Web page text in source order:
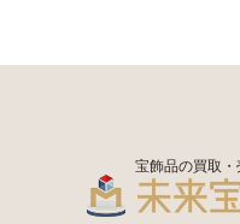
宝飾品の買取